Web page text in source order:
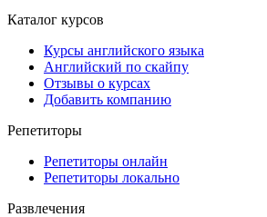
Каталог курсов
Курсы английского языка
Английский по скайпу
Отзывы о курсах
Добавить компанию
Репетиторы
Репетиторы онлайн
Репетиторы локально
Развлечения